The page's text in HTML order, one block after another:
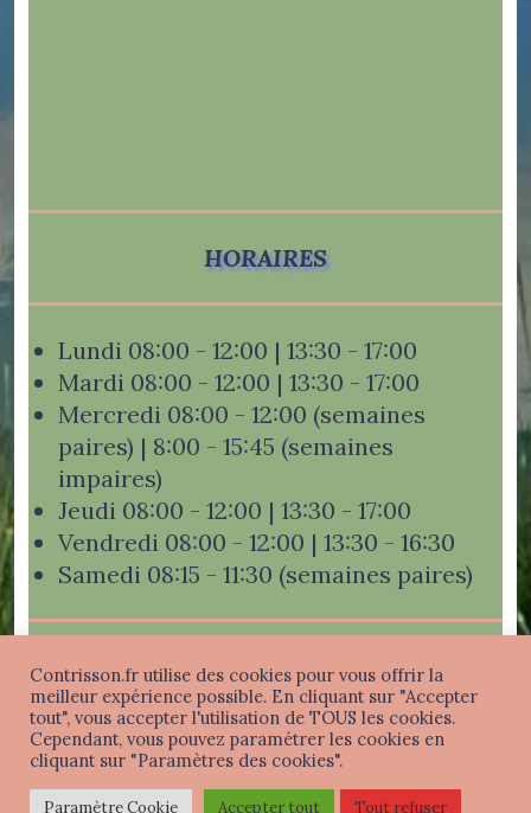
HORAIRES
Lundi 08:00 - 12:00 | 13:30 - 17:00
Mardi 08:00 - 12:00 | 13:30 - 17:00
Mercredi 08:00 - 12:00 (semaines
paires) | 8:00 - 15:45 (semaines
impaires)
Jeudi 08:00 - 12:00 | 13:30 - 17:00
Vendredi 08:00 - 12:00 | 13:30 - 16:30
Samedi 08:15 - 11:30 (semaines paires)
Mentions légales-Politique de confidentialité
Connexion
Contrisson.fr utilise des cookies pour vous offrir la
meilleur expérience possible. En cliquant sur "Accepter
tout", vous accepter l'utilisation de TOUS les cookies.
Cependant, vous pouvez paramétrer les cookies en
cliquant sur "Paramètres des cookies".
Paramètre Cookie Accepter tout Tout refuser